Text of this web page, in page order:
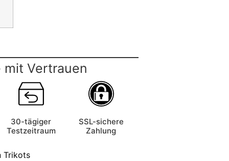
mit Vertrauen
30-tägiger
Testzeitraum
SSL-sichere
Zahlung
Trikots